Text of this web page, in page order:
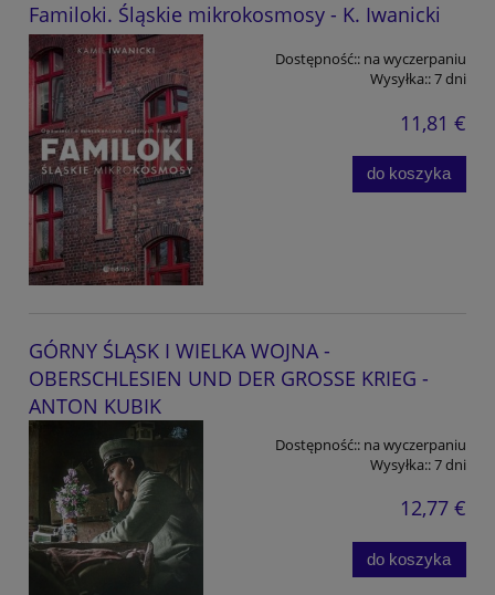
Familoki. Śląskie mikrokosmosy - K. Iwanicki
Dostępność:: na wyczerpaniu
Wysyłka::7 dni
11,81 €
do koszyka
GÓRNY ŚLĄSK I WIELKA WOJNA -
OBERSCHLESIEN UND DER GROSSE KRIEG -
ANTON KUBIK
Dostępność:: na wyczerpaniu
Wysyłka::7 dni
12,77 €
do koszyka